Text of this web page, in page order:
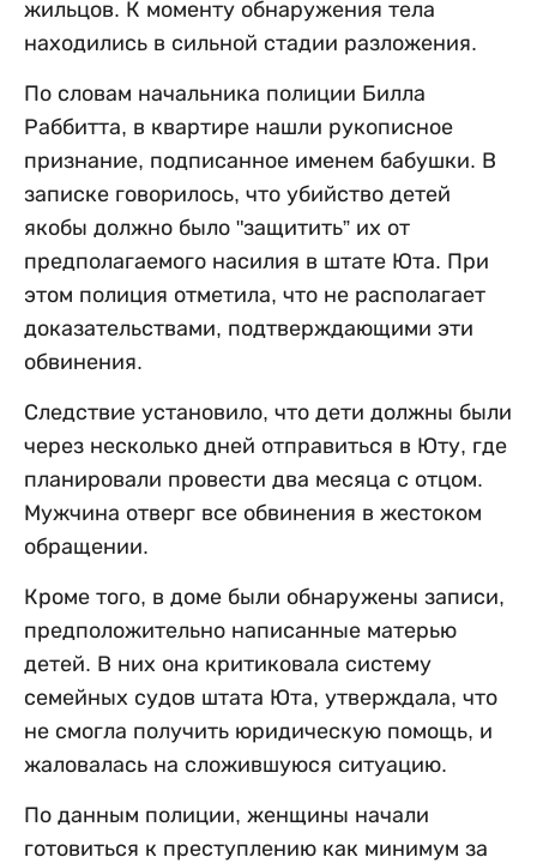
жильцов. К моменту обнаружения тела
находились в сильной стадии разложения.
По словам начальника полиции Билла
Раббитта, в квартире нашли рукописное
признание, подписанное именем бабушки. В
записке говорилось, что убийство детей
якобы должно было "защитить” их от
предполагаемого насилия в штате Юта. При
этом полиция отметила, что не располагает
доказательствами, подтверждающими эти
обвинения.
Следствие установило, что дети должны были
через несколько дней отправиться в Юту, где
планировали провести два месяца с отцом.
Мужчина отверг все обвинения в жестоком
обращении.
Кроме того, в доме были обнаружены записи,
предположительно написанные матерью
детей. В них она критиковала систему
семейных судов штата Юта, утверждала, что
не смогла получить юридическую помощь, и
жаловалась на сложившуюся ситуацию.
По данным полиции, женщины начали
готовиться к преступлению как минимум за